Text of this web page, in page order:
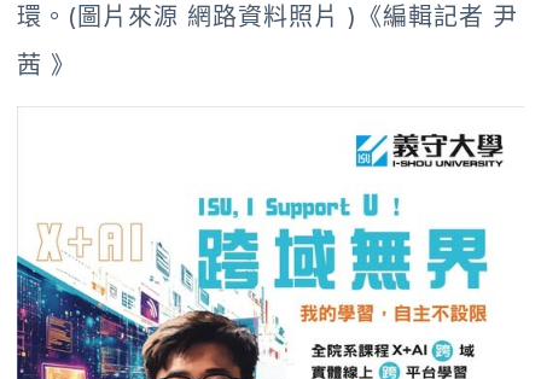
環。(圖片來源 網路資料照片 )《編輯記者 尹
茜 》